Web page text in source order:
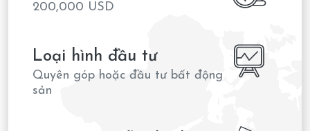
200,000 USD
Loại hình đầu tư
Quyên góp hoặc đầu tư bất động
sản